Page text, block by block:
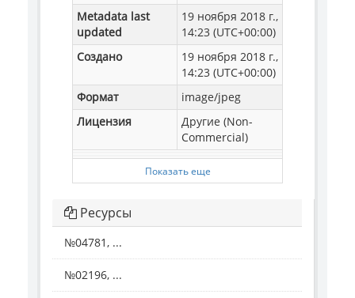
Metadata last
updated
19 ноября 2018 г.,
14:23 (UTC+00:00)
Создано
19 ноября 2018 г.,
14:23 (UTC+00:00)
Формат
image/jpeg
Лицензия
Другие (Non-
Commercial)
Показать еще
Ресурсы
№04781, ...
№02196, ...